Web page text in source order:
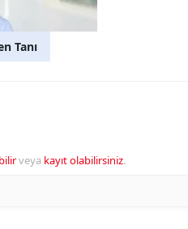
Tanı
veya kayıt olabilirsiniz.